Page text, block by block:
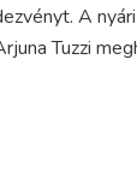
A
Tuzzi